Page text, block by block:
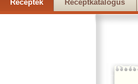
Receptek Receptkatalógus